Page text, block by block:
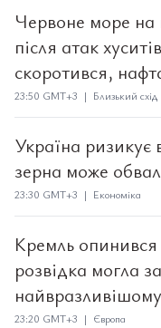
Червоне море на
після атак
скоротився,
23:50 GMT+3 | Близький схід
Україна ризикує
зерна може
23:30 GMT+3 | Економіка
Кремль опинився
розвідка могла
23:20 GMT+3 | Європа